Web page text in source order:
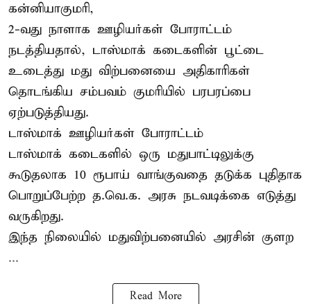
கன்னியாகுமரி,
2-வது நாளாக ஊழியர்கள் போராட்டம்
நடத்தியதால், டாஸ்மாக் கடைகளின் பூட்டை
உடைத்து மது விற்பனையை அதிகாரிகள்
தொடங்கிய சம்பவம் குமரியில் பரபரப்பை
ஏற்படுத்தியது.
டாஸ்மாக் ஊழியர்கள் போராட்டம்
டாஸ்மாக் கடைகளில் ஒரு மதுபாட்டிலுக்கு
கூடுதலாக 10 ரூபாய் வாங்குவதை தடுக்க புதிதாக
பொறுப்பேற்ற த.வெ.க. அரசு நடவடிக்கை எடுத்து
வருகிறது.
இந்த நிலையில் மதுவிற்பனையில் அரசின் குளற
...
Read More